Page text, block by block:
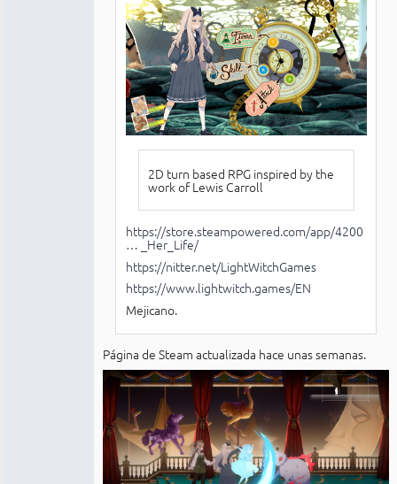
2D turn based RPG inspired by the
work of Lewis Carroll
https://store.steampowered.com/app/4200
… _Her_Life/
https://nitter.net/LightWitchGames
https://www.lightwitch.games/EN
Mejicano.
Página de Steam actualizada hace unas semanas.